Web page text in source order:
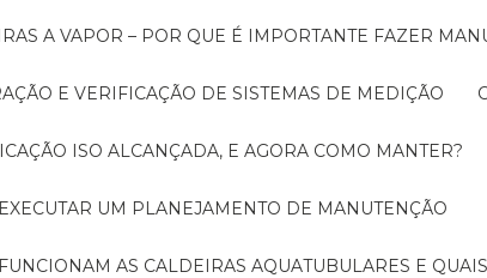
A VAPOR – POR QUE É IMPORTANTE FAZER
E VERIFICAÇÃO DE SISTEMAS DE MEDIÇÃO
ISO ALCANÇADA, E AGORA COMO MANTER?
EXECUTAR UM PLANEJAMENTO DE MANUTENÇÃO
FUNCIONAM AS CALDEIRAS AQUATUBULARES E